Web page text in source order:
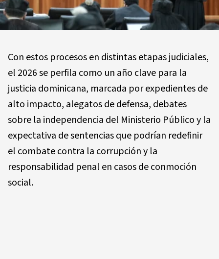
Con estos procesos en distintas etapas judiciales,
el 2026 se perfila como un año clave para la
justicia dominicana, marcada por expedientes de
alto impacto, alegatos de defensa, debates
sobre la independencia del Ministerio Público y la
expectativa de sentencias que podrían redefinir
el combate contra la corrupción y la
responsabilidad penal en casos de conmoción
social.